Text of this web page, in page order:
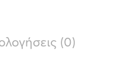
(0)